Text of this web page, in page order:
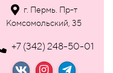
г. Пермь. Пр-т
Комсомольский, 35
+7 (342) 248-50-01